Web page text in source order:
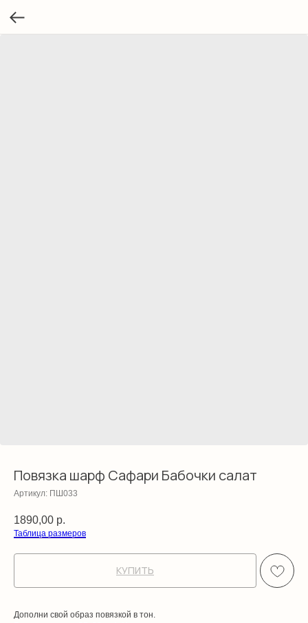
Повязка шарф Сафари Бабочки салат
Артикул: ПШ033
1890,00 р.
Таблица размеров
КУПИТЬ
Дополни свой образ повязкой в тон.